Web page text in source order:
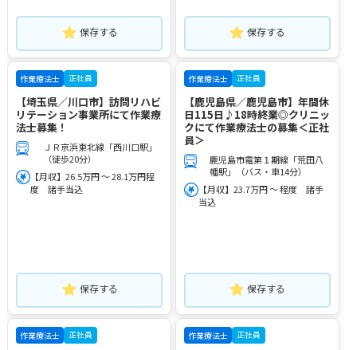
保存する 保存する
作業療法士 正社員
【埼玉県／川口市】訪問リハビ
リテーション事業所にて作業療
法士募集！
ＪＲ京浜東北線「西川口駅」
（徒歩20分）
【月収】26.5万円 ～ 28.1万円程
度 諸手当込
保存する
作業療法士 正社員
【鹿児島県／鹿児島市】年間休
日115日♪18時終業◎クリニッ
クにて作業療法士の募集＜正社
員＞
鹿児島市電第１期線「荒田八
幡駅」（バス・車14分）
【月収】23.7万円 ～ 程度 諸手
当込
保存する
作業療法士 正社員 作業療法士 正社員